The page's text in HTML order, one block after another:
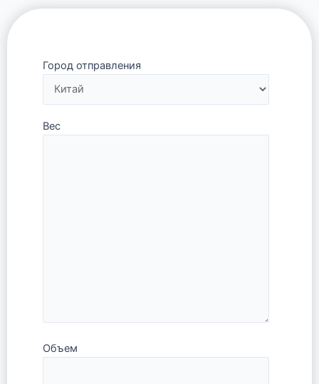
Город отправления
Вес
Объем